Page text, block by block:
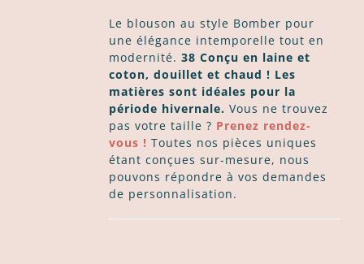
Le blouson au style Bomber pour
une élégance intemporelle tout en
modernité.38 Conçu en laine et
coton, douillet et chaud ! Les
matières sont idéales pour la
période hivernale.Vous ne trouvez
pas votre taille ? Prenez rendez-
vous ! Toutes nos pièces uniques
étant conçues sur-mesure, nous
pouvons répondre à vos demandes
de personnalisation.